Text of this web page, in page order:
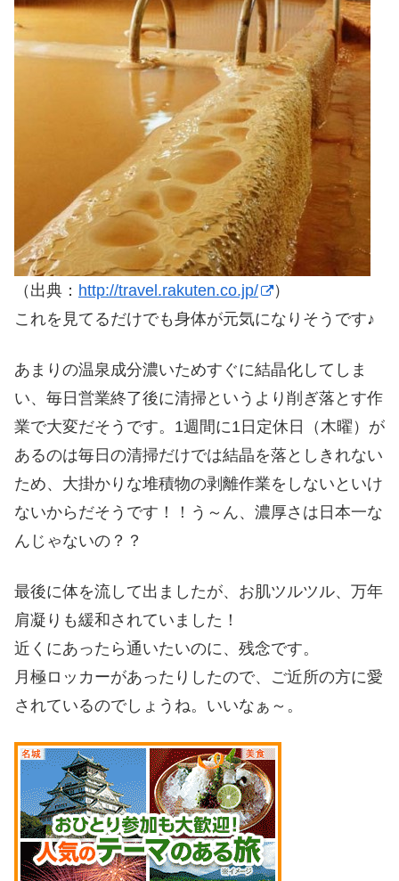
（出典： http://travel.rakuten.co.jp/
）
これを見てるだけでも身体が元気になりそうです♪
あまりの温泉成分濃いためすぐに結晶化してしま
い、毎日営業終了後に清掃というより削ぎ落とす作
業で大変だそうです。1週間に1日定休日（木曜）が
あるのは毎日の清掃だけでは結晶を落としきれない
ため、大掛かりな堆積物の剥離作業をしないといけ
ないからだそうです！！う～ん、濃厚さは日本一な
んじゃないの？？
最後に体を流して出ましたが、お肌ツルツル、万年
肩凝りも緩和されていました！
近くにあったら通いたいのに、残念です。
月極ロッカーがあったりしたので、ご近所の方に愛
されているのでしょうね。いいなぁ～。